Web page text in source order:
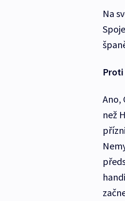
Na
Proti
Ano,
než